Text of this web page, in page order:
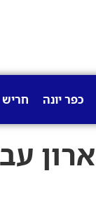
כפר יונה חריש